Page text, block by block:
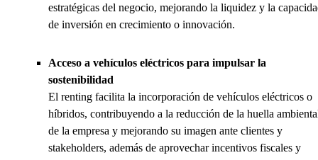
estratégicas del negocio, mejorando la liquidez y la
de inversión en crecimiento o innovación.
Acceso a vehículos eléctricos para impulsar la
sostenibilidad
El renting facilita la incorporación de vehículos eléctricos o
híbridos, contribuyendo a la reducción de la huella
de la empresa y mejorando su imagen ante clientes y
stakeholders, además de aprovechar incentivos fiscales y